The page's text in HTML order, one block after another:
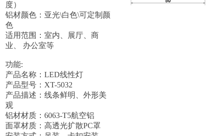
度）
铝材颜色：亚光\白色\可定制颜
色
适用范围：室内、展厅、商
业、 办公室等
功能:
产品名称：LED线性灯
产品型号：XT-5032
产品描述：线条鲜明、外形美
观
铝材材质：6063-T5航空铝
面罩材质：高透光扩散PC罩